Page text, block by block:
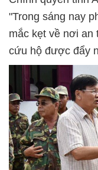
"Trong sáng nay
mắc kẹt về nơi an
cứu hộ được đẩy